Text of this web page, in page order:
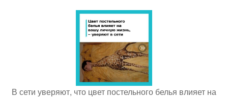
В сети уверяют, что цвет постельного белья влияет на